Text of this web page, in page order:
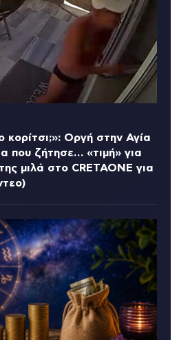
κορίτσι;»: Οργή στην Αγία
που ζήτησε… «τιμή» για
μιλά στο CRETAONE για